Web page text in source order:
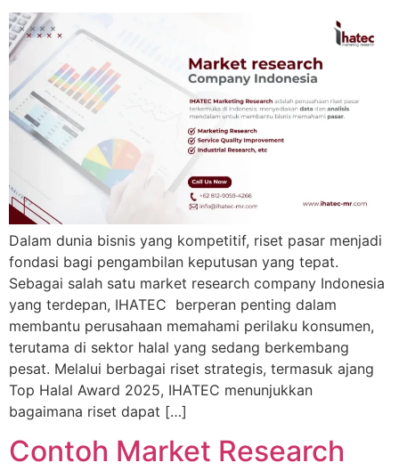
Dalam dunia bisnis yang kompetitif, riset pasar menjadi
fondasi bagi pengambilan keputusan yang tepat.
Sebagai salah satu market research company Indonesia
yang terdepan, IHATEC berperan penting dalam
membantu perusahaan memahami perilaku konsumen,
terutama di sektor halal yang sedang berkembang
pesat. Melalui berbagai riset strategis, termasuk ajang
Top Halal Award 2025, IHATEC menunjukkan
bagaimana riset dapat […]
Contoh Market Research